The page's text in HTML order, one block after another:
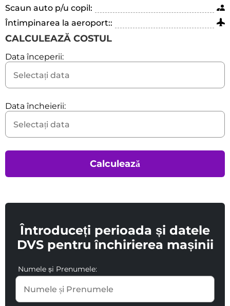
Scaun auto p/u copil:
Întimpinarea la aeroport::
CALCULEAZĂ COSTUL
Data începerii:
Data încheierii:
Calculează
Întroduceți perioada și datele
DVS pentru închirierea mașinii
Numele și Prenumele: